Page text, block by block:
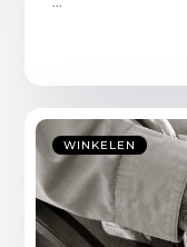
WINKELEN